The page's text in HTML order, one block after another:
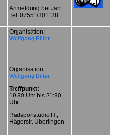
Anmeldung bei Jan
Tel. 07551/301138
Organisation:
Wolfgang Biller
Organisation:
Wolfgang Biller
Treffpunkt:
19:30 Uhr bis 21:30
Uhr
Radsportstudio H.,
Hägerstr. Überlingen